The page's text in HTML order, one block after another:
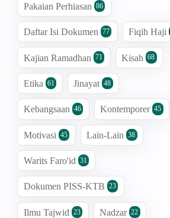
Pakaian Perhiasan 86
Daftar Isi Dokumen 77 Fiqih Haji
Kajian Ramadhan 71 Kisah 68
Etika 61 Jinayat 48
Kebangsaan 46 Kontemporer 45
Motivasi 45 Lain-Lain 38
Warits Faro'id 31
Dokumen PISS-KTB 23
Ilmu Tajwid 23 Nadzar 22